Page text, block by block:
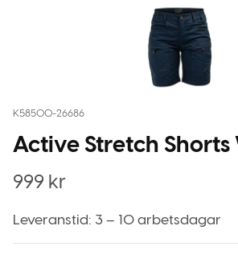
K58500-26686
Active Stretch
999 kr
Leveranstid: 3 – 10 arbetsdagar